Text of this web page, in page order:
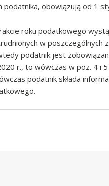
podatnika, obowiązują od 1
roku podatkowego
w poszczególnych
podatnik jest
r., to wówczas w poz. 4 i
podatnik składa